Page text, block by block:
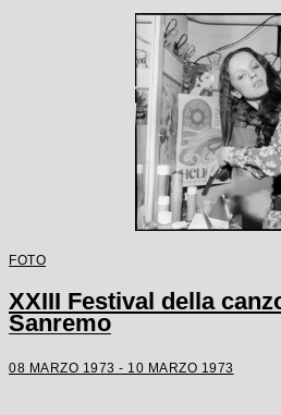
FOTO
XXIII Festival della
Sanremo
08 MARZO 1973 - 10 MARZO 1973